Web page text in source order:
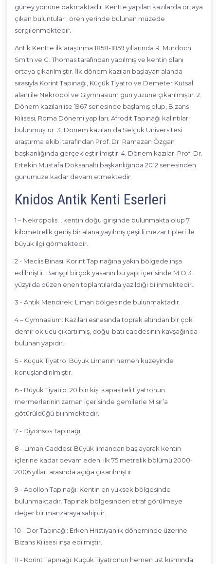
güney yönüne bakmaktadır. Kentte yapılan kazılarda ortaya
çıkan buluntular , ören yerinde bulunan müzede
sergilenmektedir.
Antik Kentte ilk araştırma 1858-1859 yıllarında R. Murdoch
Smith ve C. Thomas tarafından yapılmış ve kentin planı
ortaya çıkarılmıştır. İlk dönem kazıları başlayan alanda
sırasıyla Korint Tapınağı, Küçük Tiyatro ve Demeter Kutsal
alanı ile Nekropol ve Gıymnasıum gün yüzüne çıkarılmıştır. 2.
Dönem kazıları ise 1967 senesinde başlamış olup, Bizans
Kilisesi, Roma Dönemi yapıları, Afrodit Tapınağı kalıntıları
bulunmuştur. 3. Dönem kazıları da Selçuk Üniversitesi
araştırma ekibi tarafından Prof. Dr. Ramazan Özgan
başkanlığında gerçekleştirilmiştir. 4. Dönem kazıları Prof. Dr.
Ertekin Mustafa Doksanaltı başkanlığında 2012 senesinden
günümüze kadar devam etmektedir.
Knidos Antik Kenti Eserleri
1 – Nekropolis: , kentin doğu girişinde bulunmakta olup 7
kilometrelik geniş bir alana yayılmış çeşitli mezar tipleri ile
büyük ilgi görmektedir.
2 - Meclis Binası: Korint Tapınağına yakın bölgede inşa
edilmiştir. Barışçıl birçok yasanın bu yapı içerisinde M.Ö 3.
yüzyılda düzenlenen toplantılarda yazıldığı bilinmektedir.
3 - Antik Mendirek: Liman bölgesinde bulunmaktadır.
4 – Gymnasium: Kazıları esnasında toprak altından bir çok
demir ok ucu çıkartılmış, doğu-batı caddesinin kavşağında
bulunan yapıdır.
5 - Küçük Tiyatro: Büyük Limanın hemen kuzeyinde
konuşlandırılmıştır.
6 - Büyük Tiyatro: 20 bin kişi kapasiteli tiyatronun
mermerlerinin zaman içerisinde gemilerle Mısır’a
götürüldüğü bilinmektedir.
7 - Diyonsos Tapınağı
8 - Liman Caddesi: Büyük limandan başlayarak kentin
içlerine kadar devam eden, ilk 75 metrelik bölümü 2000-
2006 yılları arasında açığa çıkarılmıştır.
9 - Apollon Tapınağı: Kentin en yüksek bölgesinde
bulunmaktadır. Tapınak bölgesinden etraf görülmeye
değer bir manzaraya sahiptir.
10 - Dor Tapınağı: Erken Hristiyanlık döneminde üzerine
Bizans Kilisesi inşa edilmiştir.
11 - Korint Tapınağı: Küçük Tiyatronun hemen üst kısmında